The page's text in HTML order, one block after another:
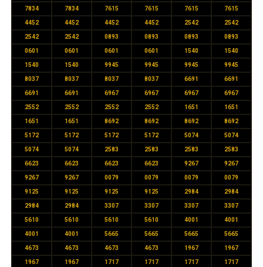
7834 7834 7615 7615 7615 7615
4452 4452 4452 4452 2542 2542
2542 2542 0893 0893 0893 0893
0601 0601 0601 0601 1540 1540
1540 1540 9945 9945 9945 9945
8037 8037 8037 8037 6691 6691
6691 6691 6967 6967 6967 6967
2552 2552 2552 2552 1651 1651
1651 1651 8692 8692 8692 8692
5172 5172 5172 5172 5074 5074
5074 5074 2583 2583 2583 2583
6623 6623 6623 6623 9267 9267
9267 9267 0079 0079 0079 0079
9125 9125 9125 9125 2984 2984
2984 2984 3307 3307 3307 3307
5610 5610 5610 5610 4001 4001
4001 4001 5665 5665 5665 5665
4673 4673 4673 4673 1967 1967
1967 1967 1717 1717 1717 1717